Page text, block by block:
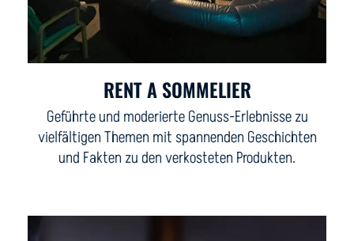
RENT A SOMMELIER
Geführte und moderierte Genuss-Erlebnisse zu
vielfältigen Themen mit spannenden Geschichten
und Fakten zu den verkosteten Produkten.